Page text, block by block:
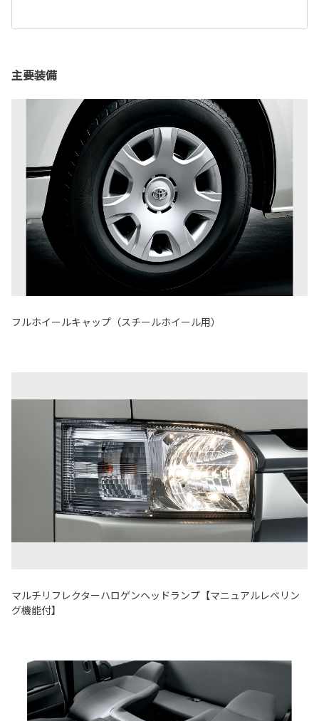
主要装備
フルホイールキャップ（スチールホイール用）
マルチリフレクターハロゲンヘッドランプ【マニュアルレベリン
グ機能付】